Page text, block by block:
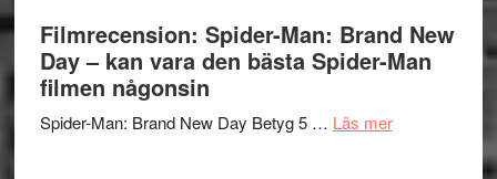
om
människans
imponerande
Filmrecension: Spider-Man: Brand New
Day – kan vara den bästa Spider-Man
filmen någonsin
Spider-Man: Brand New Day Betyg 5 … Läs merom